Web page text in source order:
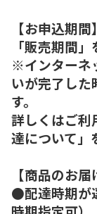
【お申込期間】
「販売期間
※インターネ
いが完了した
す。
詳しくはご利
達について」
【商品のお届
●配達時期が